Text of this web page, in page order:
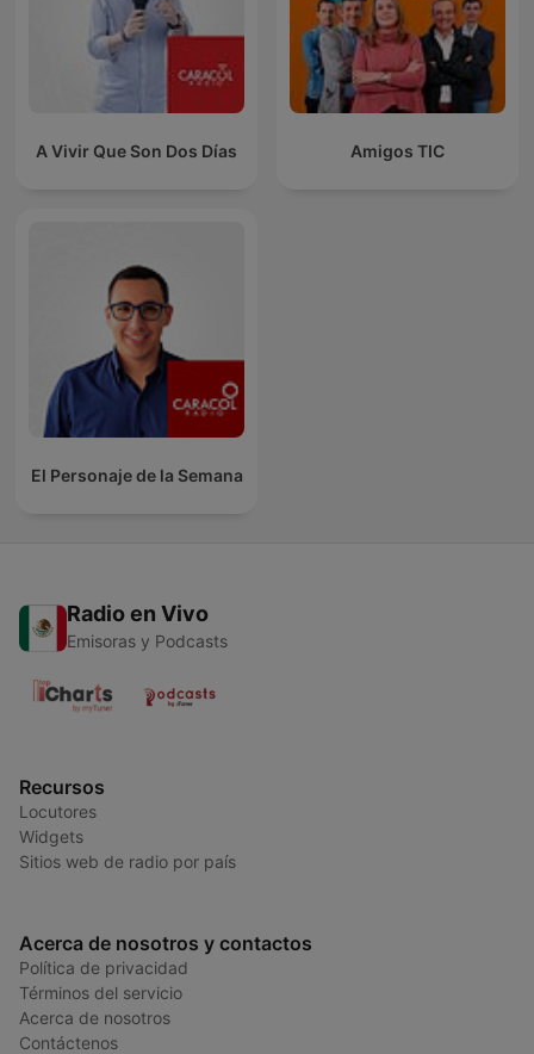
A Vivir Que Son Dos Días Amigos TIC
El Personaje de la Semana
Radio en Vivo
Emisoras y Podcasts
Recursos
Locutores
Widgets
Sitios web de radio por país
Acerca de nosotros y contactos
Política de privacidad
Términos del servicio
Acerca de nosotros
Contáctenos